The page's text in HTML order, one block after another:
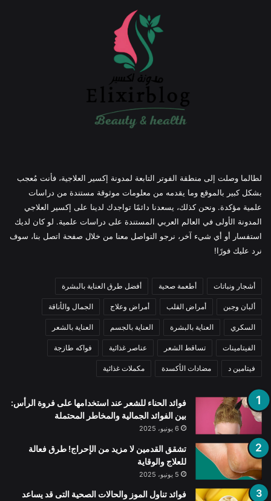
لطالما وصلت إلى منطقة الفوتر التابعة لمدونة إكسير العلاجية، فأنت مُعجب
بشكل كبير بالموقع وما يقدمه من معلومات موثوقة مستندة من دراسات
علمية مؤكدة. ونحن كذلك، يسعدنا دائمًا تواجدك لدينا على إكسير العلاجي
المدونة الأولى في العالم العربي المستندة على دراسات علمية. لو كان لديك
استفسار أو أي شيء آخر، نرجو التواصل معنا من خلال صفحة اتصل بنا، سوف
نرد عليك فورًا!
أشجار ونباتات أطعمة صحية أفضل طرق العناية بالبشرة
ألبان وجبن أمراض القلب أمراض وعلاج الجمال والأناقة
السكري العناية بالبشرة العناية بالجسم العناية بالشعر
الفيتامينات تساقط الشعر عناصر غذائية فواكه طازجة
فيتامين د مضادات الأكسدة مكملات غذائية
فوائد الحناء للشعر عند استخدامها على فروة الرأس:
بين الفوائد الجمالية والمخاطر المحتملة
6 يونيو، 2025
تشقق القدمين لا مزيد من الإحراج! طرق فعالة
للعلاج والوقاية
5 يونيو، 2025
فوائد تناول الموز والحالات الصحية التى قد يساعد